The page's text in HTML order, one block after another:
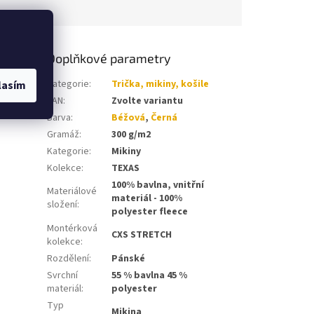
Doplňkové parametry
Kategorie:
Trička, mikiny, košile
EAN:
Zvolte variantu
Barva: Béžová, Černá
Gramáž:
300 g/m2
Kategorie:
Mikiny
Kolekce:
TEXAS
Materiálové
složení:
100% bavlna, vnitřní
materiál - 100%
polyester fleece
Montérková
kolekce:
CXS STRETCH
Rozdělení:
Pánské
Svrchní
materiál:
55 % bavlna 45 %
polyester
Typ